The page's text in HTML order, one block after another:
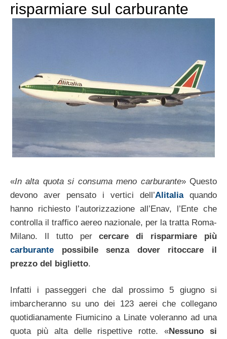
risparmiare sul carburante
«In alta quota si consuma meno carburante» Questo
devono aver pensato i vertici dell’Alitaliaquando
hanno richiesto l’autorizzazione all’Enav, l’Ente che
controlla il traffico aereo nazionale, per la tratta Roma-
Milano. Il tutto percercare di risparmiare più
carburante possibile senza dover ritoccare il
prezzo del biglietto.
Infatti i passeggeri che dal prossimo 5 giugno si
imbarcheranno su uno dei 123 aerei che collegano
quotidianamente Fiumicino a Linate voleranno ad una
quota più alta delle rispettive rotte. «Nessuno si